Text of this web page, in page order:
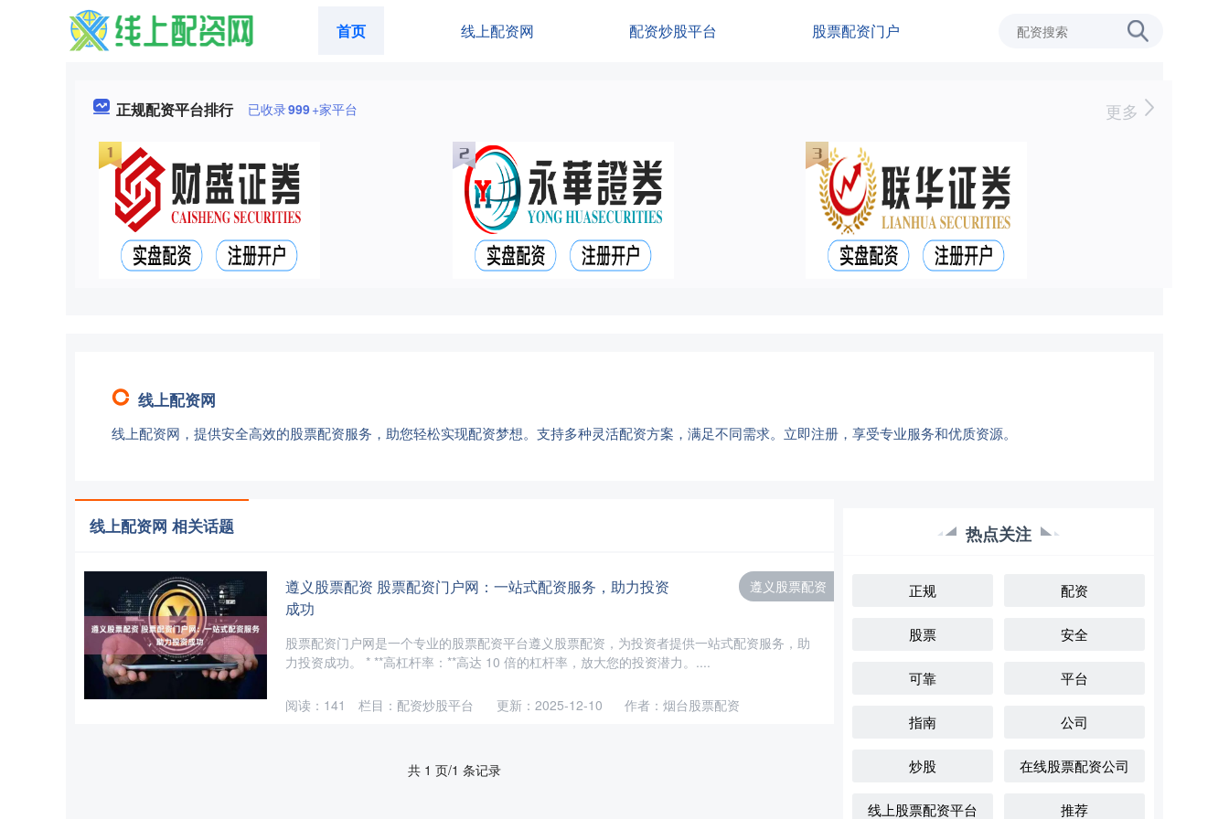
首页 线上配资网 配资炒股平台 股票配资门户
正规配资平台排行 已收录999+家平台 更多
线上配资网
线上配资网，提供安全高效的股票配资服务，助您轻松实现配资梦想。支持多种灵活配资方案，满足不同需求。立即注册，享受专业服务和优质资源。
线上配资网 相关话题
遵义股票配资 股票配资门户网：一站式配资服务，助力投资
成功
股票配资门户网是一个专业的股票配资平台遵义股票配资，为投资者提供一站式配资服务，助
力投资成功。 * **高杠杆率：**高达 10 倍的杠杆率，放大您的投资潜力。....
遵义股票配资
更新：2025-12-10 作者：烟台股票配资
阅读： 141 栏目： 配资炒股平台
共 1 页/1 条记录
热点关注
正规 配资
股票 安全
可靠 平台
指南 公司
炒股 在线股票配资公司
线上股票配资平台 推荐